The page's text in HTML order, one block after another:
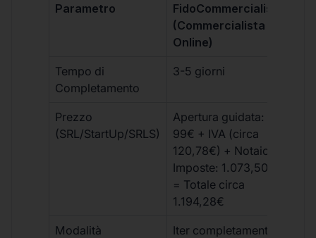
Parametro
FidoCommercialista
(Commercialista
Online)
Tempo di
Completamento
3-5 giorni
Prezzo
(SRL/StartUp/SRLS)
Apertura guidata:
99€ + IVA (circa
120,78€) + Notaio e
Imposte: 1.073,50€
= Totale circa
1.194,28€
Modalità
Iter completamente